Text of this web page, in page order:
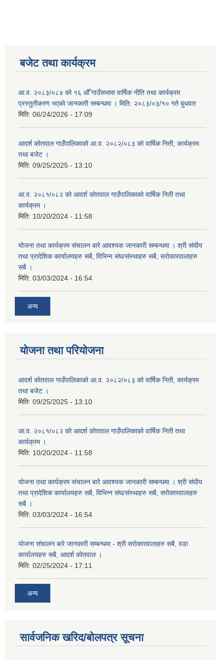
बजेट तथा कार्यक्रम
आ.व. २०८३/०८४ को १६ औँ गाउँसभामा वार्षिक नीति तथा कार्यक्रम
प्रस्तुतीकरण भएको जानकारी सम्बन्धमा । मिति: २०८३/०३/१० गते बुधवार
मिति: 06/24/2026 - 17:09
आदर्श कोतवाल गाउँपालिकाको आ.व. २०८२/०८३ को वार्षिक निती, कार्यक्रम
तथा बजेट ।
मिति: 09/25/2025 - 13:10
आ.व. २०८१/०८२ को आदर्श कोतवाल गाउँपालिकाको वार्षिक निती तथा
कार्यक्रम ।
मिति: 10/20/2024 - 11:58
योजना तथा कार्यक्रम संचालन बारे आवश्यक जानकारी सम्बन्धमा । श्री संघीय
तथा प्रादेशिक कार्यालयहरु सबै, विभिन्‍न संघ/संस्थाहरु सबै, सरोकारवालाहरु
सबै ।
मिति: 03/03/2024 - 16:54
अन्य
योजना तथा परियोजना
आदर्श कोतवाल गाउँपालिकाको आ.व. २०८२/०८३ को वार्षिक निती, कार्यक्रम
तथा बजेट ।
मिति: 09/25/2025 - 13:10
आ.व. २०८१/०८२ को आदर्श कोतवाल गाउँपालिकाको वार्षिक निती तथा
कार्यक्रम ।
मिति: 10/20/2024 - 11:58
योजना तथा कार्यक्रम संचालन बारे आवश्यक जानकारी सम्बन्धमा । श्री संघीय
तथा प्रादेशिक कार्यालयहरु सबै, विभिन्‍न संघ/संस्थाहरु सबै, सरोकारवालाहरु
सबै ।
मिति: 03/03/2024 - 16:54
योजना संचालन बारे जानकारी सम्बन्धमा - श्री सरोकारवालाहरु सबै, वडा
कार्यालयहरु सबै, आदर्श कोतवाल ।
मिति: 02/25/2024 - 17:11
अन्य
सार्वजनिक खरिद/बोलपत्र सूचना